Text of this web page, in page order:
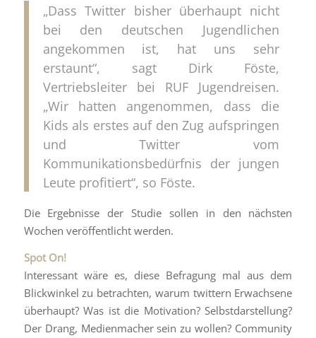
„Dass Twitter bisher überhaupt nicht
bei den deutschen Jugendlichen
angekommen ist, hat uns sehr
erstaunt“, sagt Dirk Föste,
Vertriebsleiter bei RUF Jugendreisen.
„Wir hatten angenommen, dass die
Kids als erstes auf den Zug aufspringen
und Twitter vom
Kommunikationsbedürfnis der jungen
Leute profitiert“, so Föste.
Die Ergebnisse der Studie sollen in den nächsten
Wochen veröffentlicht werden.
Spot On!
Interessant wäre es, diese Befragung mal aus dem
Blickwinkel zu betrachten, warum twittern Erwachsene
überhaupt? Was ist die Motivation? Selbstdarstellung?
Der Drang, Medienmacher sein zu wollen? Community